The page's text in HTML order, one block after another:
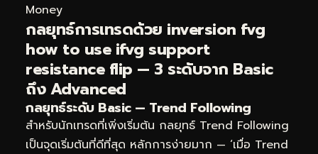
Money
กลยุทธ์การเทรดด้วย inversion fvg
how to use ifvg support
resistance flip — 3 ระดับจาก Basic
ถึง Advanced
กลยุทธ์ระดับ Basic — Trend Following
สำหรับนักเทรดที่เพิ่งเริ่มต้น กลยุทธ์ Trend Following
เป็นจุดเริ่มต้นที่ดีที่สุด หลักการง่ายมาก — ‘เมื่อ Trend